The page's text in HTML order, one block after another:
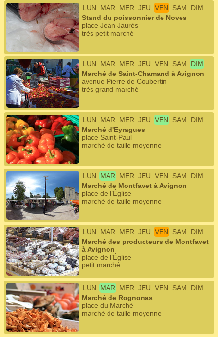
LUN MAR MER JEU VEN SAM
DIM
Stand du poissonnier de Noves
place Jean Jaurès
très petit marché
LUN MAR MER JEU VEN SAM
DIM
Marché de Saint-Chamand à Avignon
avenue Pierre de Coubertin
très grand marché
LUN MAR MER JEU VEN SAM
DIM
Marché d'Eyragues
place Saint-Paul
marché de taille moyenne
LUN MAR MER JEU VEN SAM
DIM
Marché de Montfavet à Avignon
place de l’Église
marché de taille moyenne
LUN MAR MER JEU VEN SAM
DIM
Marché des producteurs de Montfavet
à Avignon
place de l’Église
petit marché
LUN MAR MER JEU VEN SAM
DIM
Marché de Rognonas
place du Marché
marché de taille moyenne